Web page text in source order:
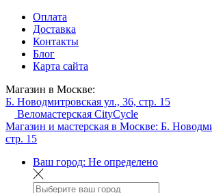
Оплата
Доставка
Контакты
Блог
Карта сайта
Магазин в Москве:
Б. Новодмитровская ул., 36, стр. 15
Веломастерская CityCycle
Магазин и мастерская в Москве: Б.
стр. 15
Ваш город: Не определено